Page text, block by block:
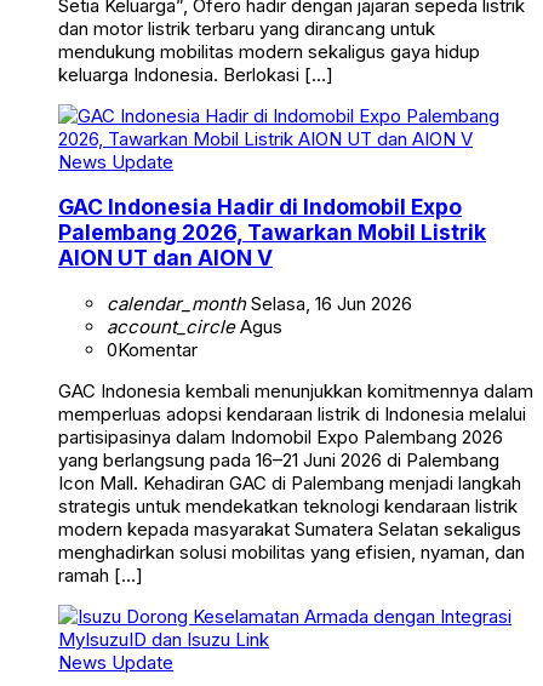
Setia Keluarga”, Ofero hadir dengan jajaran sepeda listrik
dan motor listrik terbaru yang dirancang untuk
mendukung mobilitas modern sekaligus gaya hidup
keluarga Indonesia. Berlokasi […]
News Update
GAC Indonesia Hadir di Indomobil Expo
Palembang 2026, Tawarkan Mobil Listrik
AION UT dan AION V
calendar_monthSelasa, 16 Jun 2026
account_circleAgus
0Komentar
GAC Indonesia kembali menunjukkan komitmennya dalam
memperluas adopsi kendaraan listrik di Indonesia melalui
partisipasinya dalam Indomobil Expo Palembang 2026
yang berlangsung pada 16–21 Juni 2026 di Palembang
Icon Mall. Kehadiran GAC di Palembang menjadi langkah
strategis untuk mendekatkan teknologi kendaraan listrik
modern kepada masyarakat Sumatera Selatan sekaligus
menghadirkan solusi mobilitas yang efisien, nyaman, dan
ramah […]
News Update